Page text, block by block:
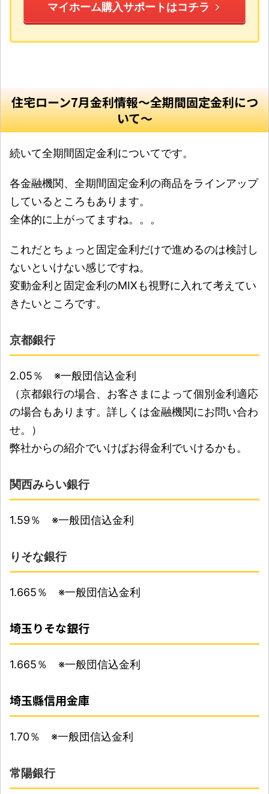
マイホーム購入サポートはコチラ
住宅ローン7月金利情報〜全期間固定金利につ
いて〜
続いて全期間固定金利についてです。
各金融機関、全期間固定金利の商品をラインアップ
しているところもあります。
全体的に上がってますね。。。
これだとちょっと固定金利だけで進めるのは検討し
ないといけない感じですね。
変動金利と固定金利のMIXも視野に入れて考えてい
きたいところです。
京都銀行
2.05％ ※一般団信込金利
（京都銀行の場合、お客さまによって個別金利適応
の場合もあります。詳しくは金融機関にお問い合わ
せ。）
弊社からの紹介でいけばお得金利でいけるかも。
関西みらい銀行
1.59％ ※一般団信込金利
りそな銀行
1.665％ ※一般団信込金利
埼玉りそな銀行
1.665％ ※一般団信込金利
埼玉縣信用金庫
1.70％ ※一般団信込金利
常陽銀行